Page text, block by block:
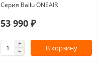
Серия Ballu ONEAIR
53 990 ₽
В корзину